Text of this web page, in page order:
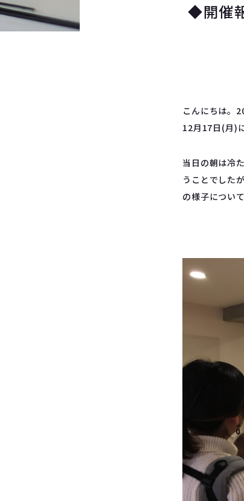
◆開催
こんにちは。
12月17日(月)
当日の朝は冷
うことでした
の様子につい